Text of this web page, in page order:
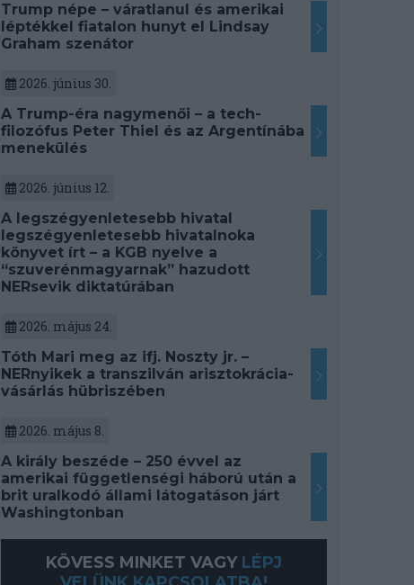
Trump népe – váratlanul és amerikai
léptékkel fiatalon hunyt el Lindsay
Graham szenátor
2026. június 30.
A Trump-éra nagymenői – a tech-
filozófus Peter Thiel és az Argentínába
menekülés
2026. június 12.
A legszégyenletesebb hivatal
legszégyenletesebb hivatalnoka
könyvet írt – a KGB nyelve a
“szuverénmagyarnak” hazudott
NERsevik diktatúrában
2026. május 24.
Tóth Mari meg az ifj. Noszty jr. –
NERnyikek a transzilván arisztokrácia-
vásárlás hübriszében
2026. május 8.
A király beszéde – 250 évvel az
amerikai függetlenségi háború után a
brit uralkodó állami látogatáson járt
Washingtonban
KÖVESS MINKET VAGY LÉPJ